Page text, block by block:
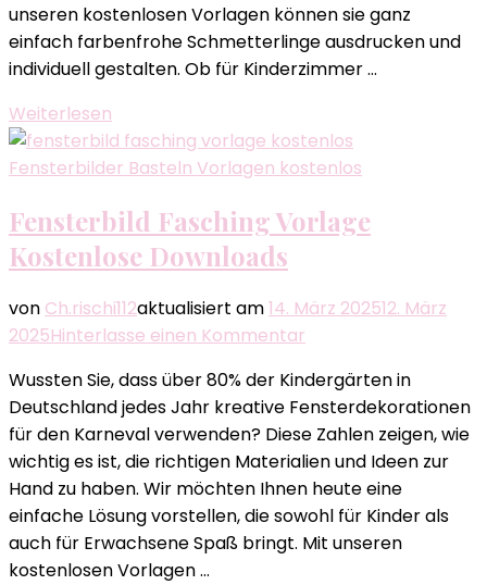
unseren kostenlosen Vorlagen können sie ganz
einfach farbenfrohe Schmetterlinge ausdrucken und
individuell gestalten. Ob für Kinderzimmer …
Weiterlesen
Fensterbilder Basteln Vorlagen kostenlos
Fensterbild Fasching Vorlage
Kostenlose Downloads
von Ch.rischi112aktualisiert am14. März 202512. März
2025Hinterlasse einen Kommentar
Fasching
Vorlage
Kostenlose
Downloads
Wussten Sie, dass über 80% der Kindergärten in
Deutschland jedes Jahr kreative Fensterdekorationen
für den Karneval verwenden? Diese Zahlen zeigen, wie
wichtig es ist, die richtigen Materialien und Ideen zur
Hand zu haben. Wir möchten Ihnen heute eine
einfache Lösung vorstellen, die sowohl für Kinder als
auch für Erwachsene Spaß bringt. Mit unseren
kostenlosen Vorlagen …